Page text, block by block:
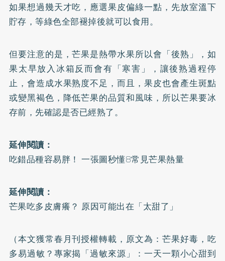
如果想過幾天才吃，應選果皮偏綠一點，先放室溫下
貯存，等綠色全部褪掉後就可以食用。
但要注意的是，芒果是熱帶水果所以會「後熟」，如
果太早放入冰箱反而會有「寒害」，讓後熟過程停
止，會造成水果熟度不足，而且，果皮也會產生斑點
或變黑褐色，降低芒果的品質和風味，所以芒果要冰
存前，先確認是否已經熟了。
延伸閱讀：
吃錯品種容易胖！ 一張圖秒懂8常見芒果熱量
延伸閱讀：
芒果吃多皮膚癢？ 原因可能出在「太甜了」
（本文獲常春月刊授權轉載，原文為： 芒果好毒，吃
多易過敏？專家揭「過敏來源」：一天一顆小心甜到